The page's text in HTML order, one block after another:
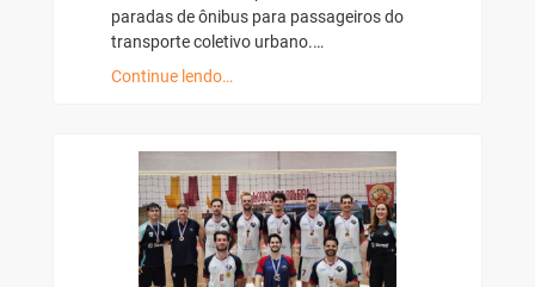
paradas de ônibus para passageiros do
transporte coletivo urbano.…
Continue lendo…